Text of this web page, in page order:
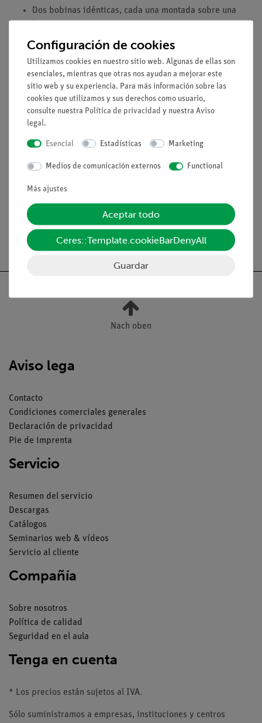
Dos bobinas idénticas, cada una montada sobre una
Conectores de seguridad de 4 mm
Conectores transversales desmontables
Diámetro de la bobina: 300 mm
Número de espiras por bobina: 124
Corriente máxima continua: 5 A
Densidad de flujo magnético máxima (5 A): 3,7 mT
Medios / Descargas
Envío gratuito a partir de 300,- €.
Nach oben
Aviso lega
Contacto
Condiciones comerciales generales
Declaración de privacidad
Pie de imprenta
Servicio
Resumen del servicio
Descargas
Catálogos
Seminarios web & vídeos
Servicio al cliente
Compañía
Sobre nosotros
Política de calidad
Seguridad en el aula
Tenga en cuenta
* Los precios están sujetos al IVA.
Sólo suministramos a empresas, instituciones y centros
Configuración de cookies
Utilizamos cookies en nuestro sitio web. Algunas de ellas son
esenciales, mientras que otras nos ayudan a mejorar este
sitio web y su experiencia. Para más información sobre las
cookies que utilizamos y sus derechos como usuario,
consulte nuestra Política de privacidad y nuestra Aviso
legal.
Esencial Estadísticas Marketing
Medios de comunicación externos Functional
Más ajustes
Aceptar todo
Ceres::Template.cookieBarDenyAll
Guardar